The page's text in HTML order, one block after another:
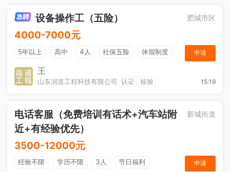
设备操作工（五险） 肥城市区
4000-7000元
5年以上 高中 4人 社保五险
休假制度
加班补助
申请
王
山东润道工程科技有限公司 认证 核验 15:19
电话客服（免费培训有话术+汽车站附
近+有经验优先）
新城街道
3500-12000元
经验不限 学历不限 3人 节日福利 申请